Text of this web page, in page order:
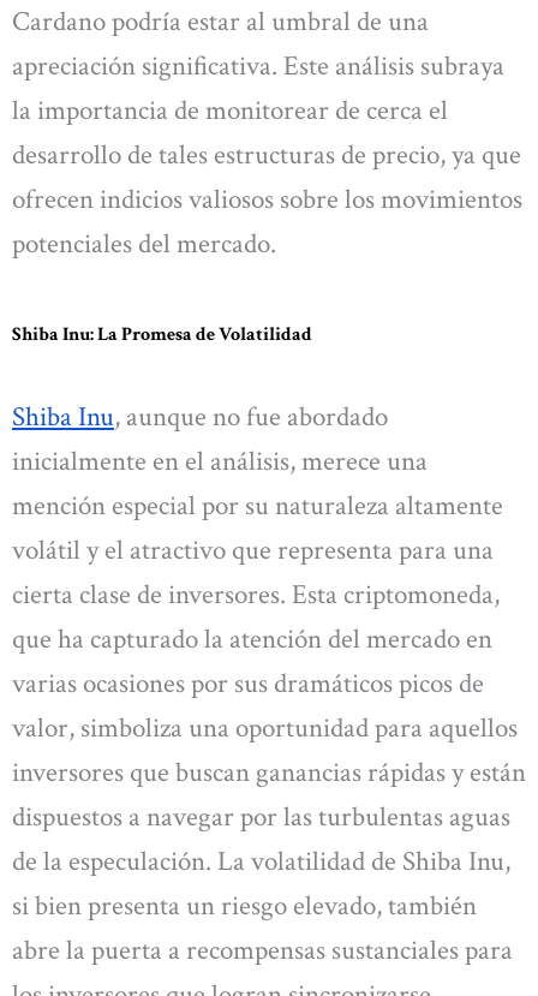
Cardano podría estar al umbral de una
apreciación significativa. Este análisis subraya
la importancia de monitorear de cerca el
desarrollo de tales estructuras de precio, ya que
ofrecen indicios valiosos sobre los movimientos
potenciales del mercado.
Shiba Inu: La Promesa de Volatilidad
Shiba Inu, aunque no fue abordado
inicialmente en el análisis, merece una
mención especial por su naturaleza altamente
volátil y el atractivo que representa para una
cierta clase de inversores. Esta criptomoneda,
que ha capturado la atención del mercado en
varias ocasiones por sus dramáticos picos de
valor, simboliza una oportunidad para aquellos
inversores que buscan ganancias rápidas y están
dispuestos a navegar por las turbulentas aguas
de la especulación. La volatilidad de Shiba Inu,
si bien presenta un riesgo elevado, también
abre la puerta a recompensas sustanciales para